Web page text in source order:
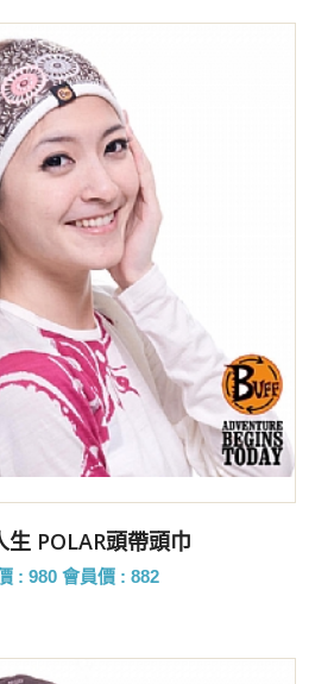
生 POLAR頭帶頭巾
: 980 會員價 : 882